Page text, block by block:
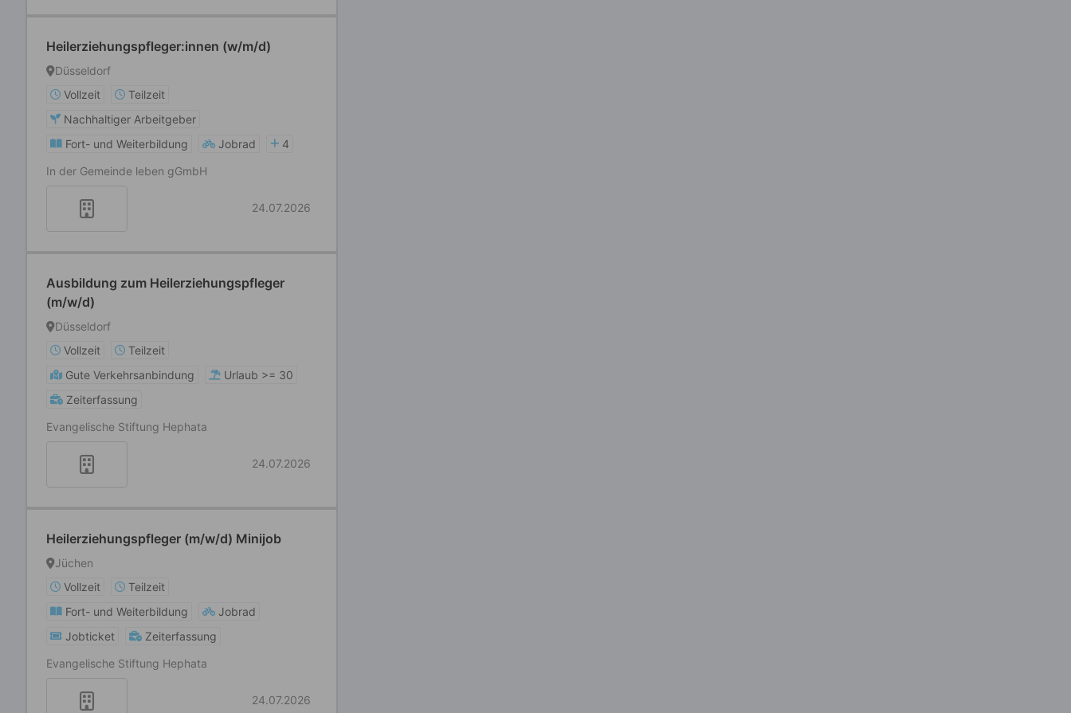
Heilerziehungspfleger:innen (w/m/d)
Düsseldorf
Vollzeit
Teilzeit
Nachhaltiger Arbeitgeber
Fort- und Weiterbildung
Jobrad
4
In der Gemeinde leben gGmbH
24.07.2026
Ausbildung zum Heilerziehungspfleger
(m/w/d)
Düsseldorf
Vollzeit
Teilzeit
Gute Verkehrsanbindung
Urlaub >= 30
Zeiterfassung
Evangelische Stiftung Hephata
24.07.2026
Heilerziehungspfleger (m/w/d) Minijob
Jüchen
Vollzeit
Teilzeit
Fort- und Weiterbildung
Jobrad
Jobticket
Zeiterfassung
Evangelische Stiftung Hephata
24.07.2026